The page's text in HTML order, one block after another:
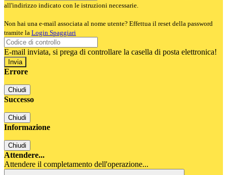
all'indirizzo indicato con le istruzioni necessarie.
Non hai una e-mail associata al nome utente? Effettua il reset della password
tramite la Login Spaggiari
E-mail inviata, si prega di controllare la casella di posta elettronica!
Errore
Chiudi
Successo
Chiudi
Informazione
Chiudi
Attendere...
Attendere il completamento dell'operazione...